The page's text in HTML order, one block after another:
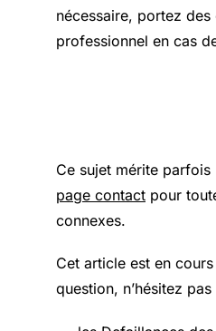
nécessaire, portez
professionnel en cas
Ce sujet mérite
page contact pour
connexes.
Cet article est en
question, n’hésitez